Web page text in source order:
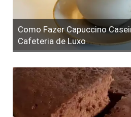
Como Fazer Capuccino
Cafeteria de Luxo